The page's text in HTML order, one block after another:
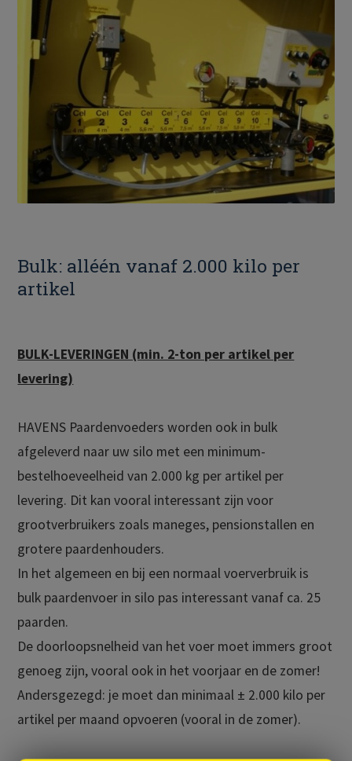
Bulk: alléén vanaf 2.000 kilo per
artikel
BULK-LEVERINGEN (min. 2-ton per artikel per
levering)
HAVENS Paardenvoeders worden ook in bulk
afgeleverd naar uw silo met een minimum-
bestelhoeveelheid van 2.000 kg per artikel per
levering. Dit kan vooral interessant zijn voor
grootverbruikers zoals maneges, pensionstallen en
grotere paardenhouders.
In het algemeen en bij een normaal voerverbruik is
bulk paardenvoer in silo pas interessant vanaf ca. 25
paarden.
De doorloopsnelheid van het voer moet immers groot
genoeg zijn, vooral ook in het voorjaar en de zomer!
Andersgezegd: je moet dan minimaal ± 2.000 kilo per
artikel per maand opvoeren (vooral in de zomer).